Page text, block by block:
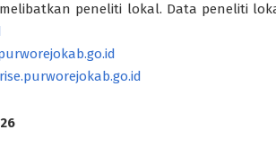
peneliti lokal. Data peneliti